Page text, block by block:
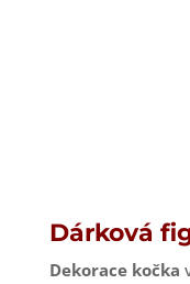
Dárková
Dekorace kočka